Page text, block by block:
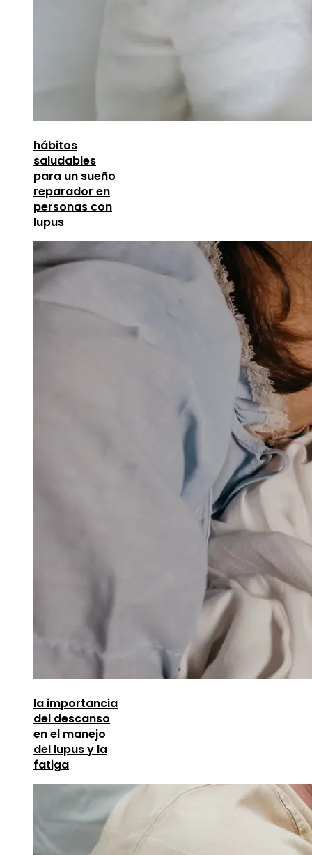
hábitos
saludables
para un sueño
reparador en
personas con
lupus
la importancia
del descanso
en el manejo
del lupus y la
fatiga